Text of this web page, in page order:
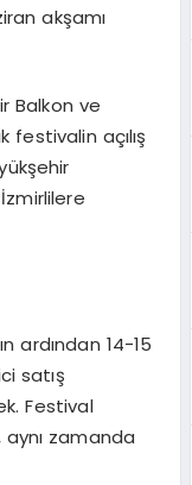
akşamı
Balkon ve
açılış
ardından 14-15
satış
Festival
zamanda